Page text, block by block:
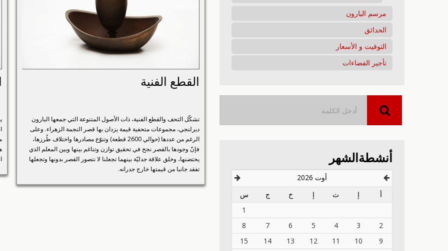
القطع الفنية
تشكّل التحف والقطع الفنية، ذات الأصول المتنوعة التي جمعها البارون
ديرلنجي، مجموعات متحفية قيمة يزدان بها قصر النجمة الزهراء. وعلى
الرغم من عددها (حوالي 2600 قطعة) وتنوّع مصادرها واختلاف طُرزها،
فإنّ وجودها بالقصر نجح في تحقيق توازن وتناغم بينها وبين المعلم الذي
يحتضنها، وخلق علاقة جدليّة بينهما تجعلنا لا نتصور القصر بدونها وتجعلها
تفقد جانبا من قيمتها خارج جدرانه.
مرسم البارون
الحدائق
التوقيت و الأسعار
تأجير الفضاءات
أنشطةالشهر
أوت 2026
أ
إ ث إ خ ج
س
1
2
3
4
5
6
7
8
9
10
11
12
13
14
15